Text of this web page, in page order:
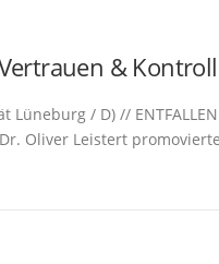
&
Lüneburg / D) //
Oliver Leistert